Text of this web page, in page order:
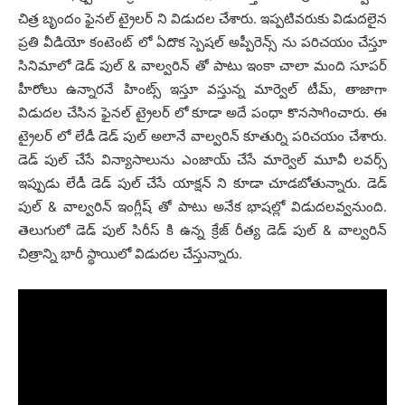
చిత్ర బృందం ఫైన‌ల్ ట్రైల‌ర్ ని విడుద‌ల చేశారు. ఇప్ప‌టివ‌రుకు విడుద‌లైన
ప్ర‌తి వీడియో కంటెంట్ లో ఏదొక స్పెష‌ల్ అప్పీరెన్స్ ను ప‌రిచ‌యం చేస్తూ
సినిమాలో డెడ్ పుల్ & వాల్వ‌రిన్ తో పాటు ఇంకా చాలా మంది సూప‌ర్
హీరోలు ఉన్నార‌నే హింట్స్ ఇస్తూ వ‌స్తున్న మార్వెల్ టీమ్, తాజాగా
విడుద‌ల చేసిన ఫైన‌ల్ ట్రైల‌ర్ లో కూడా అదే పంధా కొన‌సాగించారు. ఈ
ట్రైల‌ర్ లో లేడీ డెడ్ పుల్ అలానే వాల్వ‌రిన్ కూతుర్ని ప‌రిచ‌యం చేశారు.
డెడ్ పుల్ చేసే విన్యాసాలును ఎంజాయ్ చేసే మార్వెల్ మూవీ ల‌వ‌ర్స్
ఇప్పుడు లేడీ డెడ్ పుల్ చేసే యాక్ష‌న్ ని కూడా చూడ‌బోతున్నారు. డెడ్
పుల్ & వాల్వ‌రిన్ ఇంగ్లీష్ తో పాటు అనేక భాష‌ల్లో విడుద‌లవ్వ‌నుంది.
తెలుగులో డెడ్ పుల్ సిరీస్ కి ఉన్న క్రేజ్ రీత్య డెడ్ పుల్ & వాల్వ‌రిన్
చిత్రాన్ని భారీ స్థాయిలో విడుద‌ల చేస్తున్నారు.